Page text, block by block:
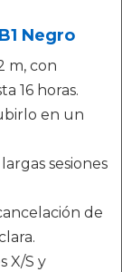
Negro
m, con
16 horas.
en un
sesiones
de
X/S y